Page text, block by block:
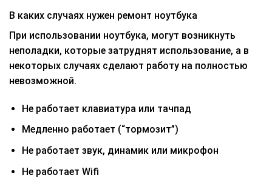
В каких случаях нужен ремонт ноутбука
При использовании ноутбука, могут возникнуть
неполадки, которые затруднят использование, а в
некоторых случаях сделают работу на полностью
невозможной.
Не работает клавиатура или тачпад
Медленно работает (“тормозит”)
Не работает звук, динамик или микрофон
Не работает Wifi